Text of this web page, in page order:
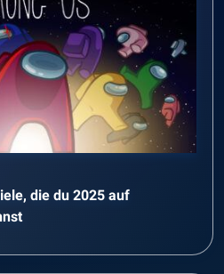
die du 2025 auf